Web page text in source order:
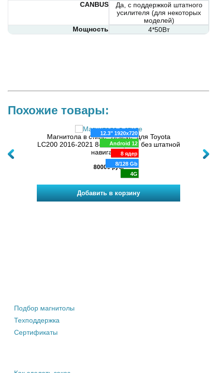
CANBUS
Да, с поддержкой штатного
усилителя (для некоторых
моделей)
Мощность
4*50Вт
Похожие товары:
ядер
12.3" 1920x720
Android 12
8 ядер
8/128 Gb
4G
Магнитола в стиле "Лексус" для Toyota
LC200 2016-2021 8-128Гб (авто без штатной
навигации)
80000 руб.
Подбор магнитолы
Техподдержка
Сертификаты